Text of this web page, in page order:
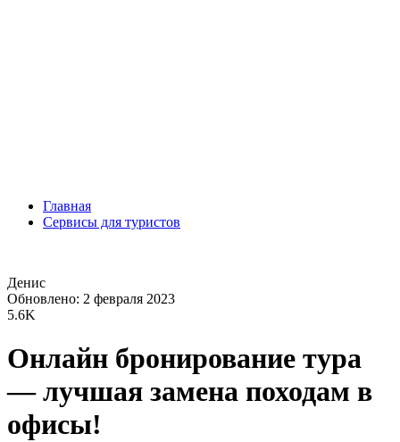
Главная
Сервисы для туристов
Денис
Обновлено: 2 февраля 2023
5.6K
Онлайн бронирование тура
— лучшая замена походам в
офисы!